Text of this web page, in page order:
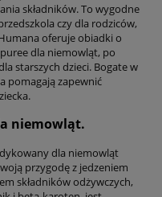
składników. To wygodne
czy dla rodziców,
oferuje obiadki o
dla niemowląt, po
starszych dzieci. Bogate w
pomagają zapewnić
niemowląt.
dla niemowląt
przygodę z jedzeniem
składników odżywczych,